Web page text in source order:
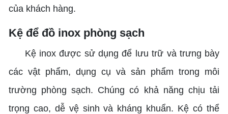
của khách hàng.
Kệ để đồ inox phòng sạch
Kệ inox được sử dụng để lưu trữ và trưng bày
các vật phẩm, dụng cụ và sản phẩm trong môi
trường phòng sạch. Chúng có khả năng chịu tải
trọng cao, dễ vệ sinh và kháng khuẩn. Kệ có thể